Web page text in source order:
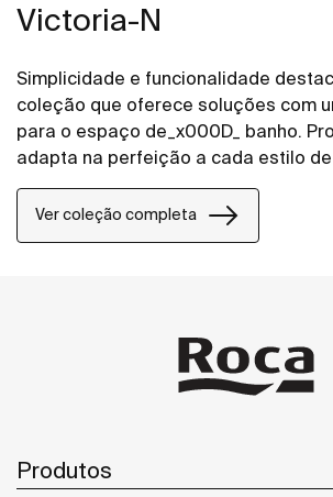
Victoria-N
Simplicidade e funcionalidade
coleção que oferece soluções com
para o espaço de_x000D_ banho.
adapta na perfeição a cada estilo
distintas combinações.
Ver coleção completa
Produtos